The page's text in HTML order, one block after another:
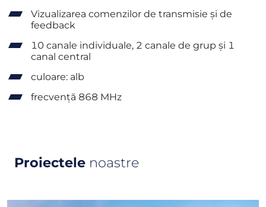
Vizualizarea comenzilor de transmisie și de
feedback
10 canale individuale, 2 canale de grup și 1
canal central
culoare: alb
frecvență 868 MHz
Proiectele noastre